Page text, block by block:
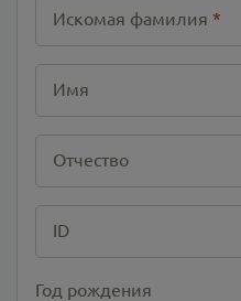
Искомая фамилия *
Имя
Отчество
ID
Год рождения